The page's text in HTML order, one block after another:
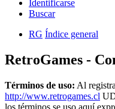
Identificarse
Buscar
RG Índice general
RetroGames -
Términos de uso: Al
http://www.retrogames.cl